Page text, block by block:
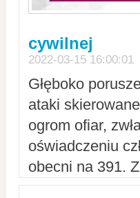
cywilnej
2022-03-15 16:00:01
Głęboko
ataki
ogrom ofiar,
oświadczeniu
obecni na 391.